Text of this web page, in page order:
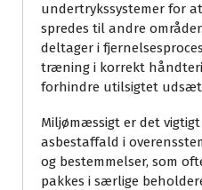
undertrykssystemer for
spredes til andre
deltager i
træning i korrekt
forhindre utilsigtet
Miljømæssigt er det
asbestaffald i
og bestemmelser, som
pakkes i særlige